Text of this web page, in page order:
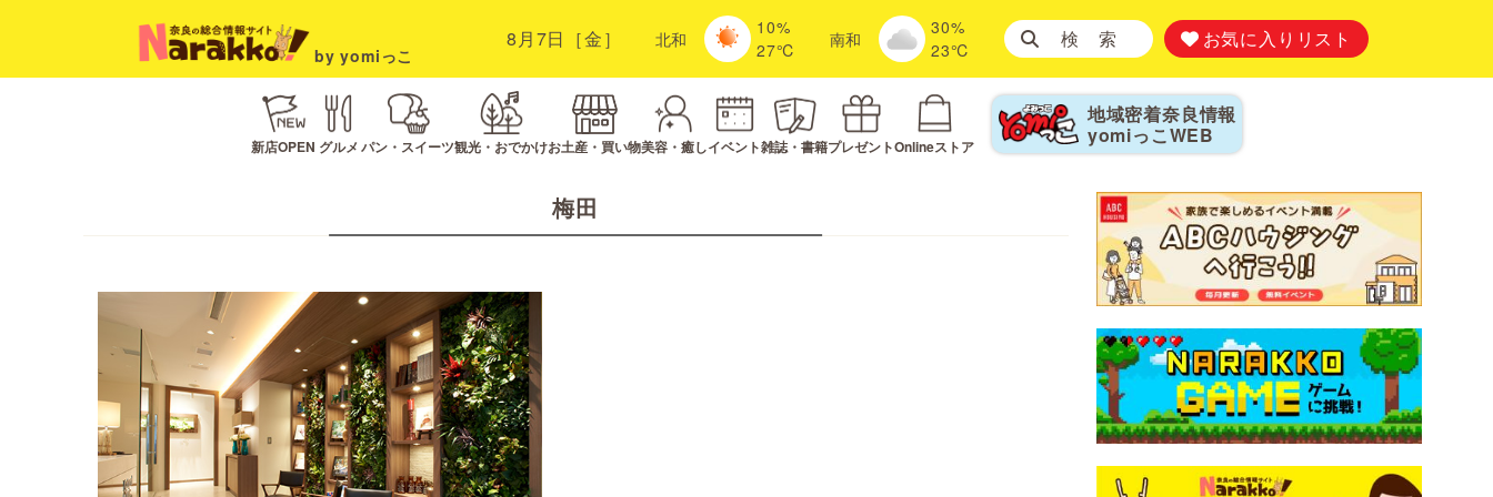
by yomiっこ
8月7日［金］ 北和
10%
27℃
南和
30%
23℃
検 索 お気に入りリスト
新店OPEN グルメ パン・スイーツ観光・おでかけお土産・買い物美容・癒しイベント雑誌・書籍プレゼントOnlineストア
地域密着奈良情報
yomiっこ WEB
梅田